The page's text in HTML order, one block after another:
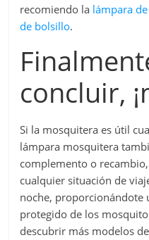
recomiendo la lámpara
de bolsillo.
concluir,
Si la mosquitera es útil
lámpara mosquitera
complemento o
cualquier situación de
noche, proporcionándote
protegido de los
descubrir más modelos